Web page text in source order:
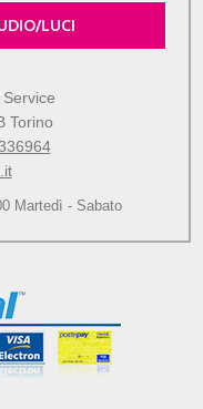
LUCI
Torino
Martedì - Sabato